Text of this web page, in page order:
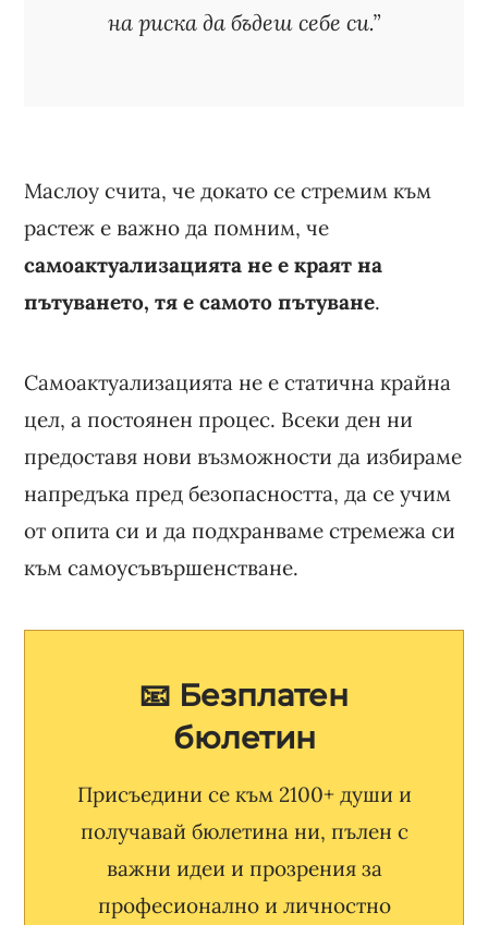
на риска да бъдеш себе си.”
Маслоу счита, че докато се стремим към
растеж е важно да помним, че
самоактуализацията не е краят на
пътуването, тя е самото пътуване.
Самоактуализацията не е статична крайна
цел, а постоянен процес. Всеки ден ни
предоставя нови възможности да избираме
напредъка пред безопасността, да се учим
от опита си и да подхранваме стремежа си
към самоусъвършенстване.
📧 Безплатен
бюлетин
Присъедини се към 2100+ души и
получавай бюлетина ни, пълен с
важни идеи и прозрения за
професионално и личностно